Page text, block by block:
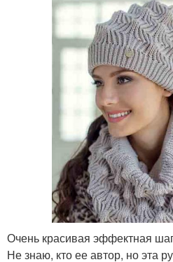
Очень красивая эффектная
Не знаю, кто ее автор, но эта